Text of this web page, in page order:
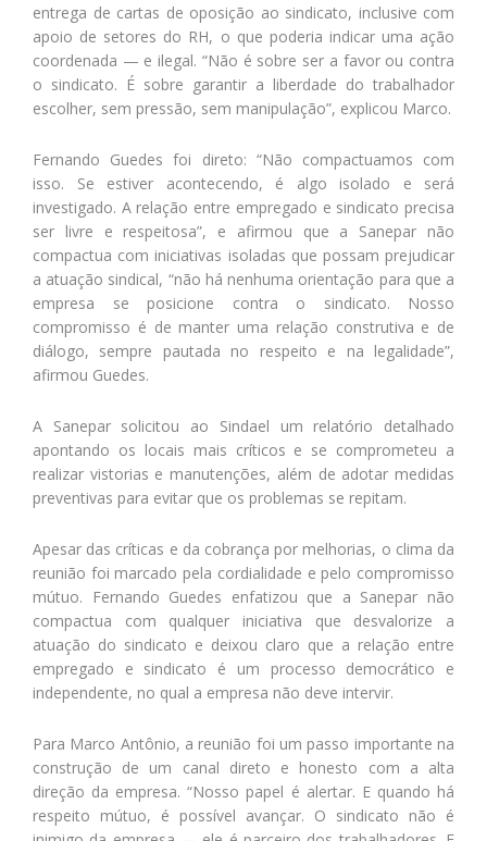
entrega de cartas de oposição ao sindicato, inclusive com
apoio de setores do RH, o que poderia indicar uma ação
coordenada — e ilegal. “Não é sobre ser a favor ou contra
o sindicato. É sobre garantir a liberdade do trabalhador
escolher, sem pressão, sem manipulação”, explicou Marco.
Fernando Guedes foi direto: “Não compactuamos com
isso. Se estiver acontecendo, é algo isolado e será
investigado. A relação entre empregado e sindicato precisa
ser livre e respeitosa”, e afirmou que a Sanepar não
compactua com iniciativas isoladas que possam prejudicar
a atuação sindical, “não há nenhuma orientação para que a
empresa se posicione contra o sindicato. Nosso
compromisso é de manter uma relação construtiva e de
diálogo, sempre pautada no respeito e na legalidade”,
afirmou Guedes.
A Sanepar solicitou ao Sindael um relatório detalhado
apontando os locais mais críticos e se comprometeu a
realizar vistorias e manutenções, além de adotar medidas
preventivas para evitar que os problemas se repitam.
Apesar das críticas e da cobrança por melhorias, o clima da
reunião foi marcado pela cordialidade e pelo compromisso
mútuo. Fernando Guedes enfatizou que a Sanepar não
compactua com qualquer iniciativa que desvalorize a
atuação do sindicato e deixou claro que a relação entre
empregado e sindicato é um processo democrático e
independente, no qual a empresa não deve intervir.
Para Marco Antônio, a reunião foi um passo importante na
construção de um canal direto e honesto com a alta
direção da empresa. “Nosso papel é alertar. E quando há
respeito mútuo, é possível avançar. O sindicato não é